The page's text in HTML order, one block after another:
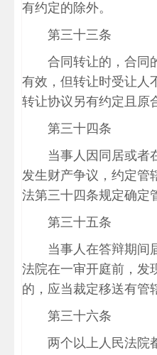
有约定的除外。
第三十三条
合同转让的，合同
有效，但转让时受让人
转让协议另有约定且原
第三十四条
当事人因同居或者
发生财产争议，约定管
法第三十四条规定确定
第三十五条
当事人在答辩期间
法院在一审开庭前，发
的，应当裁定移送有管
第三十六条
两个以上人民法院